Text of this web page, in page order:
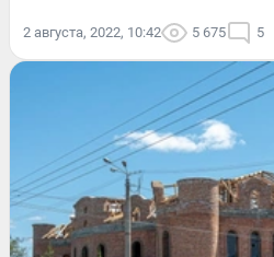
2 августа, 2022, 10:42 5 675 5